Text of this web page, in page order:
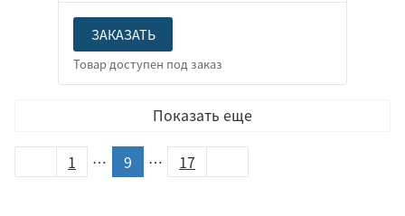
ЗАКАЗАТЬ
Показать еще
1 … 9 … 17